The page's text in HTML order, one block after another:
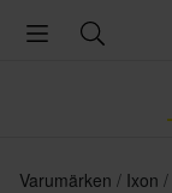
Varumärken Ixon